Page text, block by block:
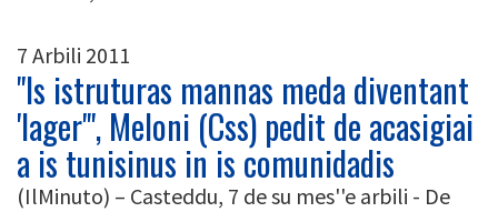
7 Arbili 2011
"Is istruturas mannas meda diventant
'lager'", Meloni (Css) pedit de acasigiai
a is tunisinus in is comunidadis
(IlMinuto) – Casteddu, 7 de su mes''e arbili - De